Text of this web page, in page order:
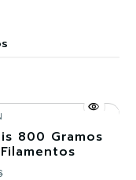
800 Gramos